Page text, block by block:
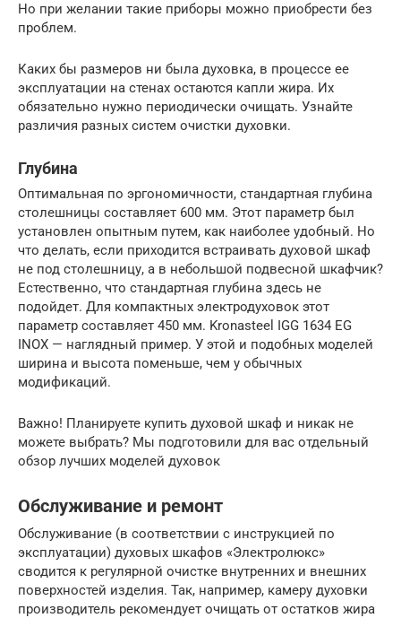
Но при желании такие приборы можно приобрести без
проблем.
Каких бы размеров ни была духовка, в процессе ее
эксплуатации на стенах остаются капли жира. Их
обязательно нужно периодически очищать. Узнайте
различия разных систем очистки духовки.
Глубина
Оптимальная по эргономичности, стандартная глубина
столешницы составляет 600 мм. Этот параметр был
установлен опытным путем, как наиболее удобный. Но
что делать, если приходится встраивать духовой шкаф
не под столешницу, а в небольшой подвесной шкафчик?
Естественно, что стандартная глубина здесь не
подойдет. Для компактных электродуховок этот
параметр составляет 450 мм. Kronasteel IGG 1634 EG
INOX — наглядный пример. У этой и подобных моделей
ширина и высота поменьше, чем у обычных
модификаций.
Важно! Планируете купить духовой шкаф и никак не
можете выбрать? Мы подготовили для вас отдельный
обзор лучших моделей духовок
Обслуживание и ремонт
Обслуживание (в соответствии с инструкцией по
эксплуатации) духовых шкафов «Электролюкс»
сводится к регулярной очистке внутренних и внешних
поверхностей изделия. Так, например, камеру духовки
производитель рекомендует очищать от остатков жира